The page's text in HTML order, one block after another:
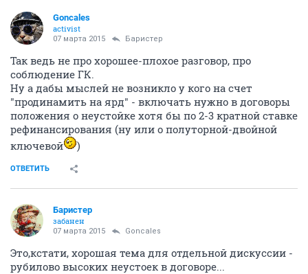
Goncales
activist
07 марта 2015 Баристер
Так ведь не про хорошее-плохое разговор, про
соблюдение ГК.
Ну а дабы мыслей не возникло у кого на счет
"продинамить на ярд" - включать нужно в договоры
положения о неустойке хотя бы по 2-3 кратной ставке
рефинансирования (ну или о полуторной-двойной
ключевой
)
ОТВЕТИТЬ
Баристер
забанен
07 марта 2015 Goncales
Это,кстати, хорошая тема для отдельной дискуссии -
рубилово высоких неустоек в договоре...